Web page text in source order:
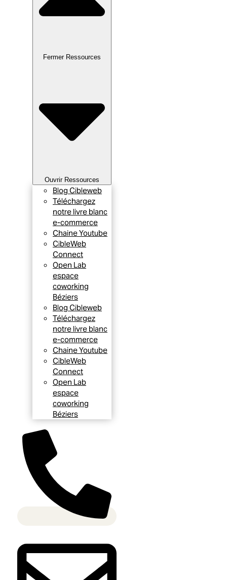
Fermer Ressources
Ouvrir Ressources
Blog Cibleweb
Téléchargez
notre livre blanc
e-commerce
Chaine Youtube
CibleWeb
Connect
Open Lab
espace
coworking
Béziers
Blog Cibleweb
Téléchargez
notre livre blanc
e-commerce
Chaine Youtube
CibleWeb
Connect
Open Lab
espace
coworking
Béziers